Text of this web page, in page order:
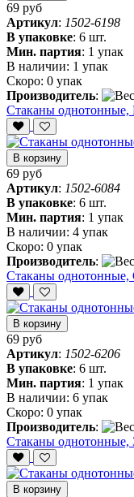
69 руб
Артикул: 1502-6198
В упаковке: 6 шт.
Мин. партия: 1 упак
В наличии: 1 упак
Скоро: 0 упак
Производитель:
Стаканы однотонные,
В корзину
69 руб
Артикул: 1502-6084
В упаковке: 6 шт.
Мин. партия: 1 упак
В наличии: 4 упак
Скоро: 0 упак
Производитель:
Стаканы
В корзину
69 руб
Артикул: 1502-6206
В упаковке: 6 шт.
Мин. партия: 1 упак
В наличии: 6 упак
Скоро: 0 упак
Производитель:
Стаканы однотонные,
В корзину